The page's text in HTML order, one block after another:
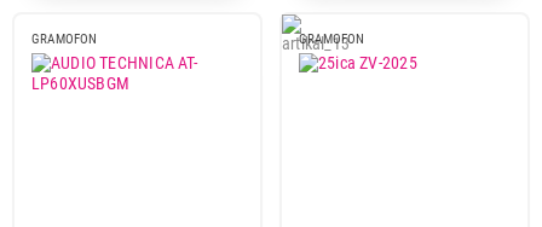
GRAMOFON GRAMOFON